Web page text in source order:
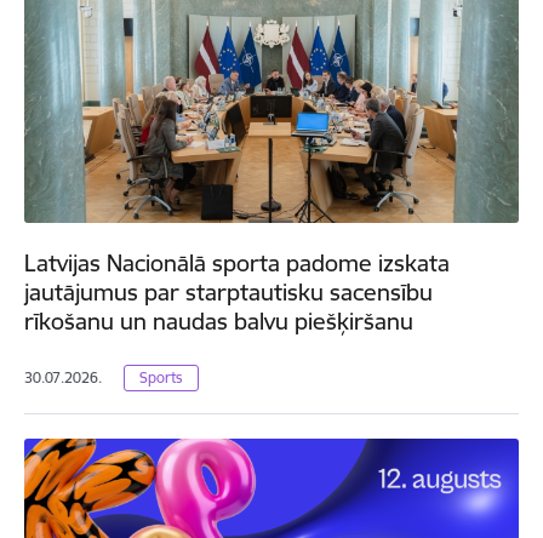
Latvijas Nacionālā sporta padome izskata
jautājumus par starptautisku sacensību
rīkošanu un naudas balvu piešķiršanu
30.07.2026. Sports